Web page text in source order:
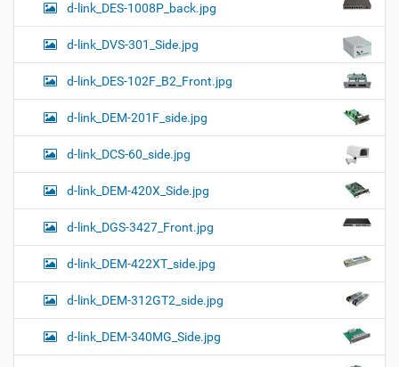
d-link_DES-1008P_back.jpg
d-link_DVS-301_Side.jpg
d-link_DES-102F_B2_Front.jpg
d-link_DEM-201F_side.jpg
d-link_DCS-60_side.jpg
d-link_DEM-420X_Side.jpg
d-link_DGS-3427_Front.jpg
d-link_DEM-422XT_side.jpg
d-link_DEM-312GT2_side.jpg
d-link_DEM-340MG_Side.jpg